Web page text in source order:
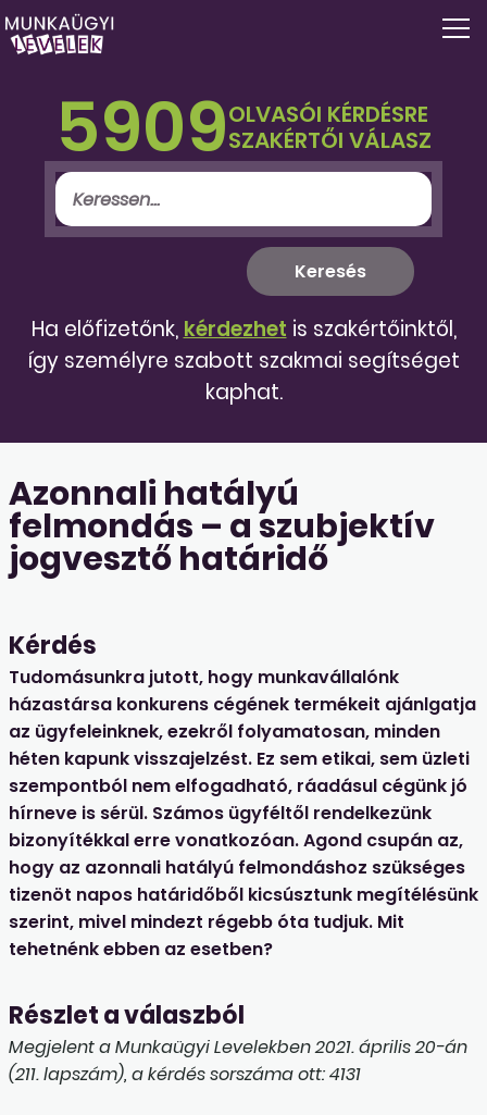
5909OLVASÓI KÉRDÉSRE
SZAKÉRTŐI VÁLASZ
Ha előfizetőnk, kérdezhet is szakértőinktől,
így személyre szabott szakmai segítséget
kaphat.
Azonnali hatályú
felmondás – a szubjektív
jogvesztő határidő
Kérdés
Tudomásunkra jutott, hogy munkavállalónk
házastársa konkurens cégének termékeit ajánlgatja
az ügyfeleinknek, ezekről folyamatosan, minden
héten kapunk visszajelzést. Ez sem etikai, sem üzleti
szempontból nem elfogadható, ráadásul cégünk jó
hírneve is sérül. Számos ügyféltől rendelkezünk
bizonyítékkal erre vonatkozóan. Agond csupán az,
hogy az azonnali hatályú felmondáshoz szükséges
tizenöt napos határidőből kicsúsztunk megítélésünk
szerint, mivel mindezt régebb óta tudjuk. Mit
tehetnénk ebben az esetben?
Részlet a válaszból
Megjelent a Munkaügyi Levelekben 2021. április 20-án
(211. lapszám), a kérdés sorszáma ott: 4131